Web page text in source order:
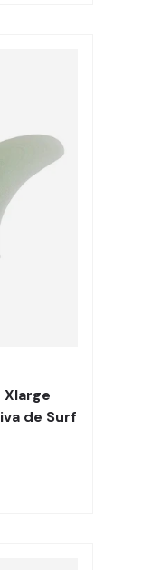
Xlarge
de Surf